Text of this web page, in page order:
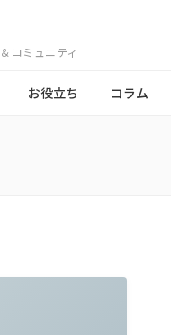
コミュニティ
お役立ち コラム